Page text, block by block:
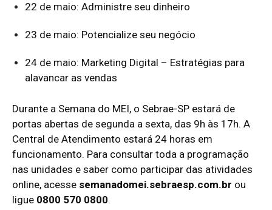
22 de maio: Administre seu dinheiro
23 de maio: Potencialize seu negócio
24 de maio: Marketing Digital – Estratégias para
alavancar as vendas
Durante a Semana do MEI, o Sebrae-SP estará de
portas abertas de segunda a sexta, das 9h às 17h. A
Central de Atendimento estará 24 horas em
funcionamento. Para consultar toda a programação
nas unidades e saber como participar das atividades
online, acesse semanadomei.sebraesp.com.br ou
ligue 0800 570 0800.